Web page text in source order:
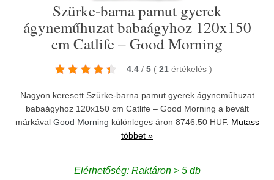
Szürke-barna pamut gyerek
ágyneműhuzat babaágyhoz 120x150
cm Catlife – Good Morning
4.4 / 5 ( 21 értékelés )
Nagyon keresett Szürke-barna pamut gyerek ágyneműhuzat
babaágyhoz 120x150 cm Catlife – Good Morning a bevált
márkával Good Morning különleges áron 8746.50 HUF. Mutass
többet »
Elérhetőség: Raktáron > 5 db